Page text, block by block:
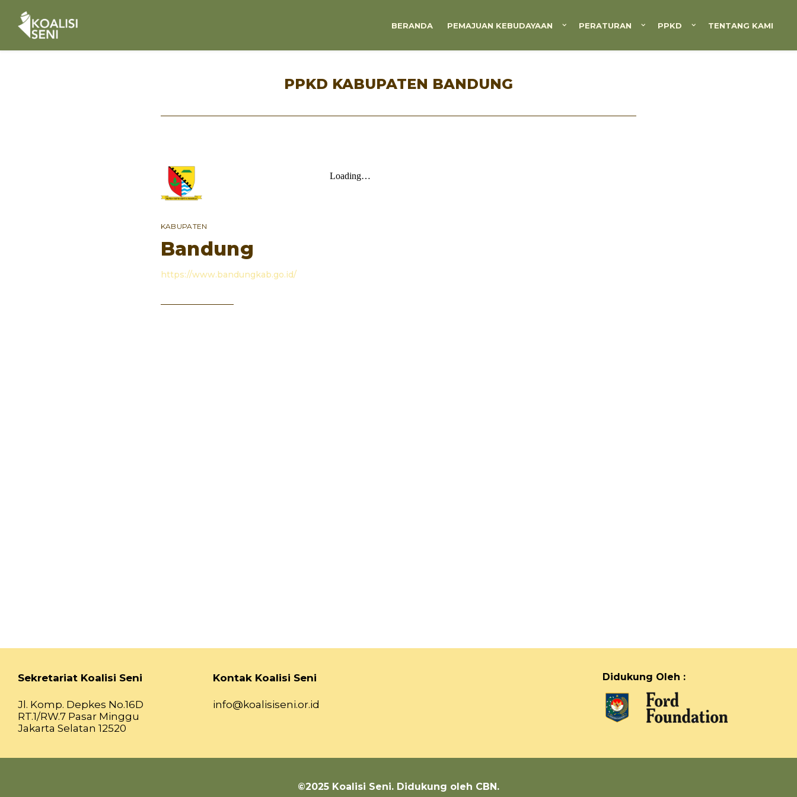
BERANDA PEMAJUAN KEBUDAYAAN PERATURAN PPKD TENTANG KAMI
PPKD KABUPATEN BANDUNG
KABUPATEN
Bandung
https://www.bandungkab.go.id/
Sekretariat Koalisi Seni
Jl. Komp. Depkes No.16D
RT.1/RW.7 Pasar Minggu
Jakarta Selatan 12520
Kontak Koalisi Seni
info@koalisiseni.or.id
Didukung Oleh :
©2025 Koalisi Seni. Didukung oleh CBN.